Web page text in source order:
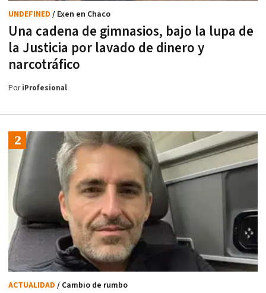
Una cadena de gimnasios, bajo la lupa de
la Justicia por lavado de dinero y
narcotráfico
UNDEFINED / Exen en Chaco
PoriProfesional
ACTUALIDAD / Cambio de rumbo